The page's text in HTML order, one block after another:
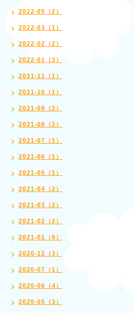
2022-05（2）
2022-03（1）
2022-02（2）
2022-01（3）
2021-11（1）
2021-10（1）
2021-09（2）
2021-08（2）
2021-07（1）
2021-06（1）
2021-05（1）
2021-04（2）
2021-03（2）
2021-02（2）
2021-01（9）
2020-12（3）
2020-07（1）
2020-06（4）
2020-05（3）